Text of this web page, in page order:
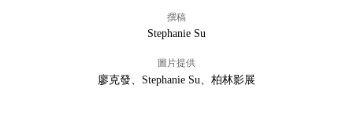
撰稿
Stephanie Su
圖片提供
廖克發、Stephanie Su、柏林影展